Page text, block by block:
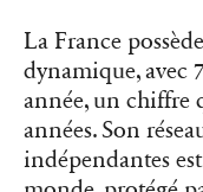
La France
dynamique, avec
année, un chiffre
années. Son
indépendantes